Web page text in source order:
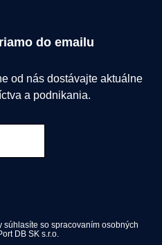
do emailu
od nás dostávajte aktuálne
a podnikania.
so spracovaním osobných
DB SK s.r.o.